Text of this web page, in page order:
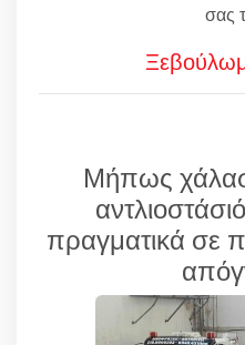
σας
Μήπως
πραγματικά σε